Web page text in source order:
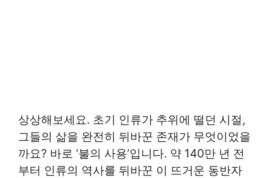
상상해보세요. 초기 인류가 추위에 떨던 시절,
그들의 삶을 완전히 뒤바꾼 존재가 무엇이었을
까요? 바로 ‘불의 사용’입니다. 약 140만 년 전
부터 인류의 역사를 뒤바꾼 이 뜨거운 동반자